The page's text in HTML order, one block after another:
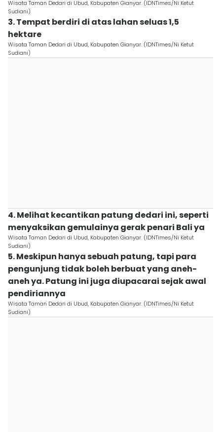
Wisata Taman Dedari di Ubud, Kabupaten Gianyar. (IDNTimes/Ni Ketut
Sudiani)
3. Tempat berdiri di atas lahan seluas 1,5
hektare
Wisata Taman Dedari di Ubud, Kabupaten Gianyar. (IDNTimes/Ni Ketut
Sudiani)
4. Melihat kecantikan patung dedari ini, seperti
menyaksikan gemulainya gerak penari Bali ya
Wisata Taman Dedari di Ubud, Kabupaten Gianyar. (IDNTimes/Ni Ketut
Sudiani)
5. Meskipun hanya sebuah patung, tapi para
pengunjung tidak boleh berbuat yang aneh-
aneh ya. Patung ini juga diupacarai sejak awal
pendiriannya
Wisata Taman Dedari di Ubud, Kabupaten Gianyar. (IDNTimes/Ni Ketut
Sudiani)